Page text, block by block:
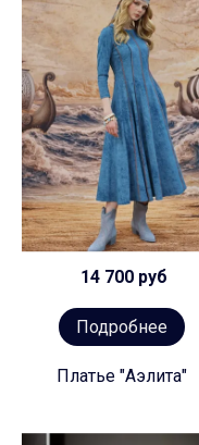
14 700 руб
Подробнее
Платье "Аэлита"